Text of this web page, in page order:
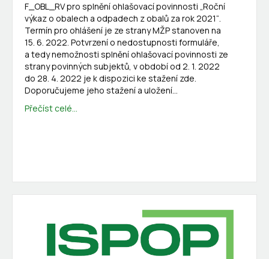
F_OBL_RV pro splnění ohlašovací povinnosti „Roční
výkaz o obalech a odpadech z obalů za rok 2021“.
Termín pro ohlášení je ze strany MŽP stanoven na
15. 6. 2022. Potvrzení o nedostupnosti formuláře,
a tedy nemožnosti splnění ohlašovací povinnosti ze
strany povinných subjektů, v období od 2. 1. 2022
do 28. 4. 2022 je k dispozici ke stažení zde.
Doporučujeme jeho stažení a uložení…
Přečíst celé...